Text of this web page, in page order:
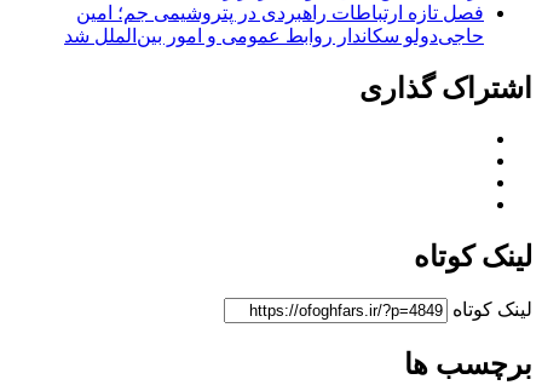
فصل تازه ارتباطات راهبردی در پتروشیمی جم؛ امین
حاجی‌دولو سکاندار روابط عمومی و امور بین‌الملل شد
اشتراک گذاری
لینک کوتاه
لینک کوتاه
برچسب ها